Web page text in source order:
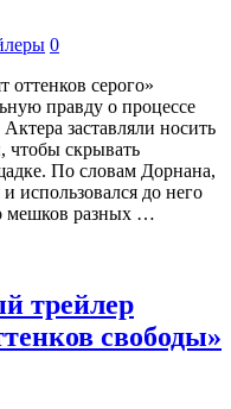
0
оттенков серого»
правду о процессе
заставляли носить
чтобы скрывать
По словам Дорнана,
использовался до него
мешков разных …
трейлер
свободы»